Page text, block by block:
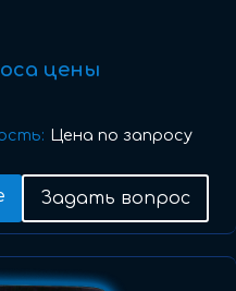
цены
Цена по запросу
Задать вопрос